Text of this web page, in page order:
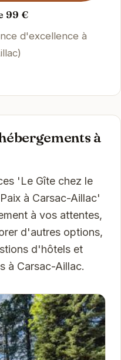
99 €
d'excellence à
à
'Le Gîte chez le
à Carsac-Aillac'
à vos attentes,
d'autres options,
d'hôtels et
à Carsac-Aillac.